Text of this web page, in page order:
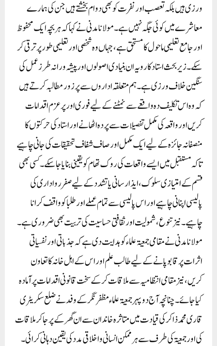
ورزی ہیں بلکہ تعصب اور نفرت کو بھی دوام بخشتے ہیں جن کی ہمارے
معاشرے میں کوئی جگہ نہیں ہے۔ مولانا مدنی نے کہا کہ ہر بچہ ایک محفوظ
اور جامع تعلیمی ماحول کا مستحق ہے، جہاں وہ شخصی اور تعلیمی طور پر ترقی کر
سکے۔ زیر بحث استاد کا رویہ ان بنیادی اصولوں اور پیشہ ورانہ طرز عمل کی
سنگین خلاف ورزی ہے۔ ہم متعلقہ اداروں سے پرزور مطالبہ کرتے ہیں
کہ وہ اس تکلیف دہ واقعے سے نمٹنے کے لیے فوری اور پرعزم اقدامات
کریں اور واقعہ کی مکمل تفصیلات سے پردہ اٹھانے اور استاد کی حرکتوں کا
منصفانہ جائزہ کے لیے ایک مکمل اور صاف شفاف تحقیقات کی جانی چاہیے
تاکہ مستقبل میں ایسے واقعات کی روک تھام کو یقینی بنایا جا سکے۔ کسی بھی
قسم کے امتیازی سلوک، ایذا رسانی یا تشدد کے لیے صفر رواداری کی
پالیسی اپنانی چاہیے اور اس پالیسی سے تمام عملے اور طلبا کو واقف کرانا
چاہیے۔ نیز تنوع، شمولیت اور ثقافتی حساسیت کی تربیت بھی ضروری ہے۔
مولانا مدنی نے مقامی جمعیۃ علماء کو ہدایت دی ہے کہ جذباتی اور نفسیاتی
اثرات پر قابو پانے کے لیے طالب علم اور اس کے اہل خانہ کا تعاون
کریں، نیز مقامی انتظامیہ سے ملاقات کر کے سخت قانونی اقدامات پر آمادہ
کیا جائے۔ چنانچہ آج دوپہر جمعیۃ علماء مظفر نگر کے وفد نے ضلع سکریٹری
قاری محمد ذاکر کی قیادت میں متاثرہ خاندان سے ان گھر کے پر جا کر ملاقات
کی اور جمعیۃ کی طرف سے ہر ممکن انسانی و اخلاقی مدد کی یقین دہانی کرائی۔